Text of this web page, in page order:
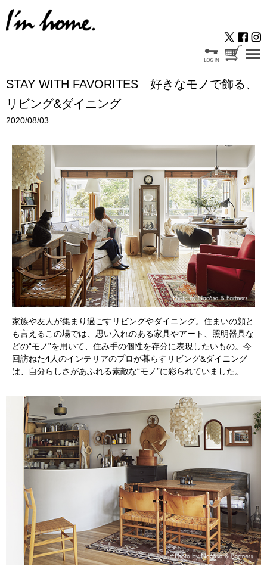
STAY WITH FAVORITES 好きなモノで飾る、
リビング&ダイニング
2020/08/03
家族や友人が集まり過ごすリビングやダイニング。住まいの顔と
も言えるこの場では、思い入れのある家具やアート、照明器具な
どの“モノ”を用いて、住み手の個性を存分に表現したいもの。今
回訪ねた4人のインテリアのプロが暮らすリビング&ダイニング
は、自分らしさがあふれる素敵な“モノ”に彩られていました。